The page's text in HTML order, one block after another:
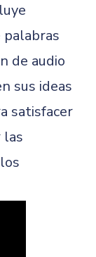
palabras
de audio
sus ideas
satisfacer
las